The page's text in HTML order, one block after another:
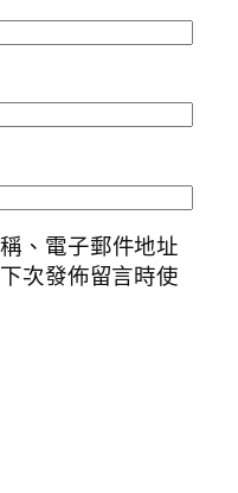
、電子郵件地址
次發佈留言時使